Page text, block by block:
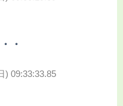
・
) 09:33:33.85